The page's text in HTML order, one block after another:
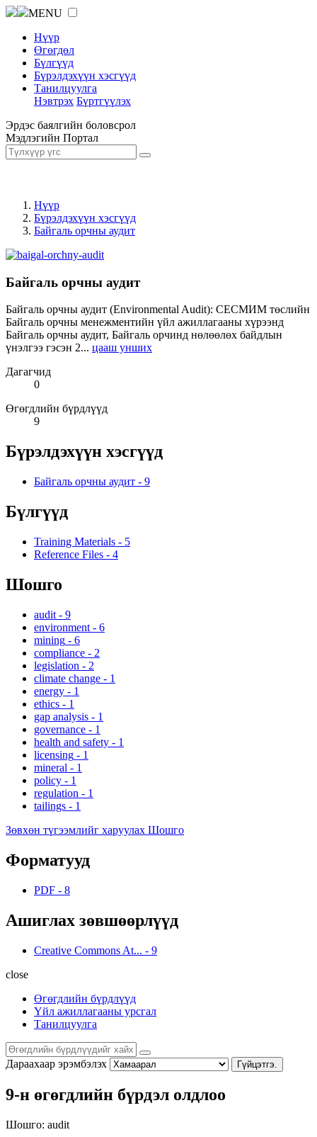
MENU
Нүүр
Өгөгдөл
Бүлгүүд
Бүрэлдэхүүн хэсгүүд
Танилцуулга
Нэвтрэх Бүртгүүлэх
Эрдэс баялгийн боловсрол
Мэдлэгийн Портал
Нүүр
Бүрэлдэхүүн хэсгүүд
Байгаль орчны аудит
Байгаль орчны аудит
Байгаль орчны аудит (Environmental Audit): СЕСМИМ төслийн
Байгаль орчны менежментийн үйл ажиллагааны хүрээнд
Байгаль орчны аудит, Байгаль орчинд нөлөөлөх байдлын
үнэлгээ гэсэн 2... цааш унших
Дагагчид
0
Өгөгдлийн бүрдлүүд
9
Бүрэлдэхүүн хэсгүүд
Байгаль орчны аудит - 9
Бүлгүүд
Training Materials - 5
Reference Files - 4
Шошго
audit - 9
environment - 6
mining - 6
compliance - 2
legislation - 2
climate change - 1
energy - 1
ethics - 1
gap analysis - 1
governance - 1
health and safety - 1
licensing - 1
mineral - 1
policy - 1
regulation - 1
tailings - 1
Зөвхөн түгээмлийг харуулах Шошго
Форматууд
PDF - 8
Ашиглах зөвшөөрлүүд
Creative Commons At... - 9
close
Өгөгдлийн бүрдлүүд
Үйл ажиллагааны урсгал
Танилцуулга
Дараахаар эрэмбэлэх Гүйцэтгэ.
9-н өгөгдлийн бүрдэл олдлоо
Шошго: audit